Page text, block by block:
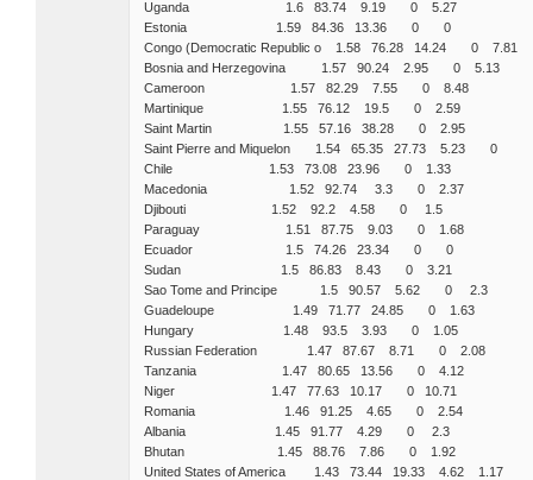
Uganda 1.6 83.74 9.19 0 5.27
Estonia 1.59 84.36 13.36 0 0
Congo (Democratic Republic o 1.58 76.28 14.24 0 7.81
Bosnia and Herzegovina 1.57 90.24 2.95 0 5.13
Cameroon 1.57 82.29 7.55 0 8.48
Martinique 1.55 76.12 19.5 0 2.59
Saint Martin 1.55 57.16 38.28 0 2.95
Saint Pierre and Miquelon 1.54 65.35 27.73 5.23 0
Chile 1.53 73.08 23.96 0 1.33
Macedonia 1.52 92.74 3.3 0 2.37
Djibouti 1.52 92.2 4.58 0 1.5
Paraguay 1.51 87.75 9.03 0 1.68
Ecuador 1.5 74.26 23.34 0 0
Sudan 1.5 86.83 8.43 0 3.21
Sao Tome and Principe 1.5 90.57 5.62 0 2.3
Guadeloupe 1.49 71.77 24.85 0 1.63
Hungary 1.48 93.5 3.93 0 1.05
Russian Federation 1.47 87.67 8.71 0 2.08
Tanzania 1.47 80.65 13.56 0 4.12
Niger 1.47 77.63 10.17 0 10.71
Romania 1.46 91.25 4.65 0 2.54
Albania 1.45 91.77 4.29 0 2.3
Bhutan 1.45 88.76 7.86 0 1.92
United States of America 1.43 73.44 19.33 4.62 1.17